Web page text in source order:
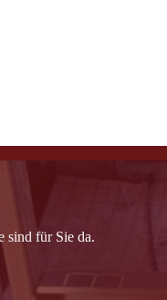
sind für Sie da.